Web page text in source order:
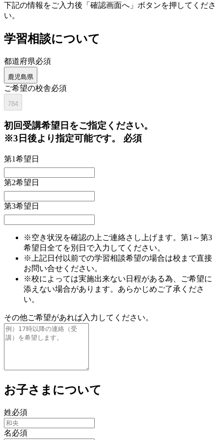
下記の情報をご入力後「確認画面へ」ボタンを押してくださ
い。
学習相談について
都道府県必須
鹿児島県
ご希望の校舎必須
784
初回受講希望日をご指定ください。
※3日後より指定可能です。 必須
第1希望日
第2希望日
第3希望日
※空き状況を確認の上ご連絡さし上げます。第1～第3
希望日全てを別日で入力してください。
※上記日付以前での学習相談希望の場合は校まで直接
お問い合せください。
※校によっては実施出来ない日程がある為、ご希望に
添えない場合があります。あらかじめご了承くださ
い。
その他ご希望があれば入力してください。
お子さまについて
姓必須
名必須